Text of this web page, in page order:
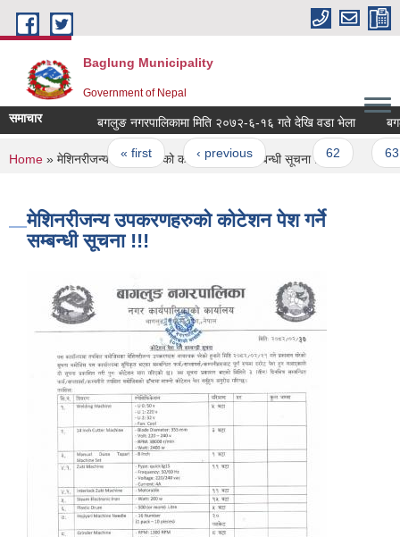
Skip to main content
Baglung Municipality
Government of Nepal
समाचार बगलुङ नगरपालिकामा मिति २०७२-६-१६ गते देखि वडा भेला
Pages
« first ‹ previous … 62
You are here
Home » मेशिनरीजन्य उपकरणहरुको कोटेशन पेश गर्ने सम्बन्धी सूचना !!!
मेशिनरीजन्य उपकरणहरुको कोटेशन पेश गर्ने
सम्बन्धी सूचना !!!